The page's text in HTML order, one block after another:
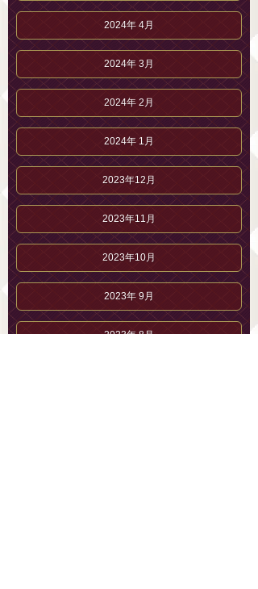
2024年 4月
2024年 3月
2024年 2月
2024年 1月
2023年12月
2023年11月
2023年10月
2023年 9月
2023年 8月